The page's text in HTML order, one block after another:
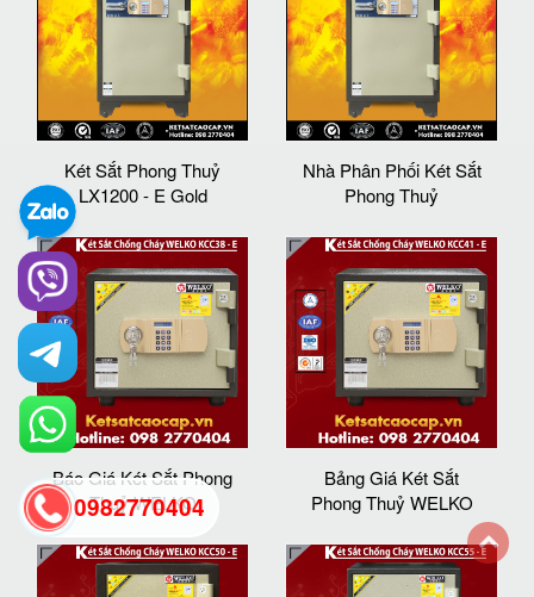
Két Sắt Phong Thuỷ
LX1200 - E Gold
Nhà Phân Phối Két Sắt
Phong Thuỷ
Báo Giá Két Sắt Phong
Thuỷ WELKO
Bảng Giá Két Sắt
Phong Thuỷ WELKO
0982770404